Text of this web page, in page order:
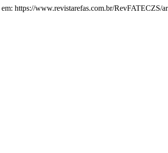
https://www.revistarefas.com.br/RevFATECZS/